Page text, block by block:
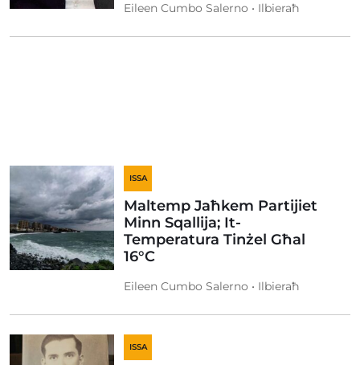
Eileen Cumbo Salerno • Ilbieraħ
ISSA
Maltemp Jaħkem Partijiet
Minn Sqallija; It-
Temperatura Tinżel Għal
16°C
Eileen Cumbo Salerno • Ilbieraħ
ISSA